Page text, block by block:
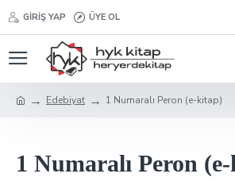
GIRIŞ YAP ÜYE OL
Edebiyat 1 Numaralı Peron (e-kitap)
1 Numaralı Peron